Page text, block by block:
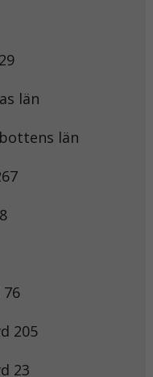
län
län
205
23